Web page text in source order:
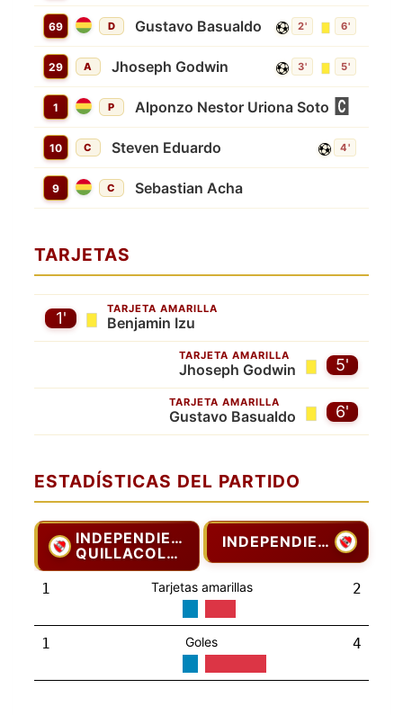
69 D Gustavo Basualdo 2' 6'
29 A Jhoseph Godwin 3' 5'
1 P Alponzo Nestor Uriona Soto
10 C Steven Eduardo 4'
9 C Sebastian Acha
TARJETAS
TARJETA AMARILLA
Benjamin Izu
1'
5'
TARJETA AMARILLA
Jhoseph Godwin
6'
TARJETA AMARILLA
Gustavo Basualdo
ESTADÍSTICAS DEL PARTIDO
INDEPENDIENTE
QUILLACOLLO
INDEPENDIENTE
1 Tarjetas amarillas 2
1 Goles 4